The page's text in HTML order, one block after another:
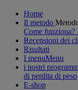
Home
Il metodo
Come funziona?
Recensioni dei
Risultati
I menuMenu
i nostri
di perdita di peso
E-shop